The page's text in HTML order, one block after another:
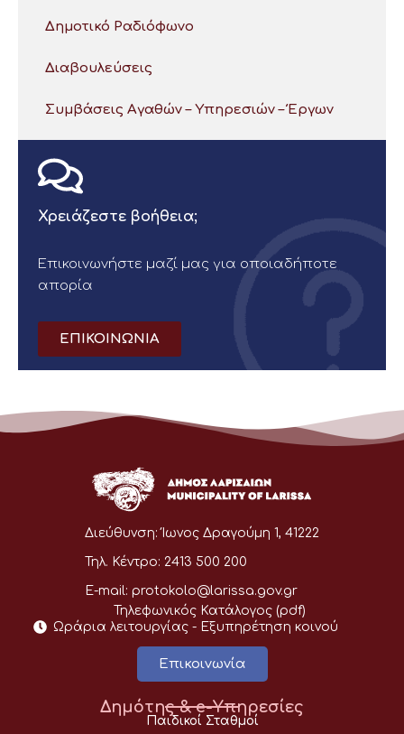
Δημοτικό Ραδιόφωνο
Διαβουλεύσεις
Συμβάσεις Αγαθών – Υπηρεσιών – Έργων
Χρειάζεστε βοήθεια;
Επικοινωνήστε μαζί μας για οποιαδήποτε
απορία
ΕΠΙΚΟΙΝΩΝΙΑ
Διεύθυνση: Ίωνος Δραγούμη 1, 41222
Τηλ. Κέντρο: 2413 500 200
E-mail: protokolo@larissa.gov.gr
Τηλεφωνικός Κατάλογος (pdf)
Ωράρια λειτουργίας - Eξυπηρέτηση κοινού
Επικοινωνία
Δημότης & e-Υπηρεσίες
Παιδικοί Σταθμοί